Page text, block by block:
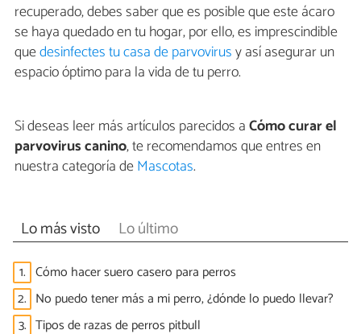
recuperado, debes saber que es posible que este ácaro
se haya quedado en tu hogar, por ello, es imprescindible
quedesinfectes tu casa de parvovirusy así asegurar un
espacio óptimo para la vida de tu perro.
Si deseas leer más artículos parecidos aCómo curar el
parvovirus canino, te recomendamos que entres en
nuestra categoría deMascotas.
Lo más visto Lo último
1. Cómo hacer suero casero para perros
2. No puedo tener más a mi perro, ¿dónde lo puedo llevar?
3. Tipos de razas de perros pitbull